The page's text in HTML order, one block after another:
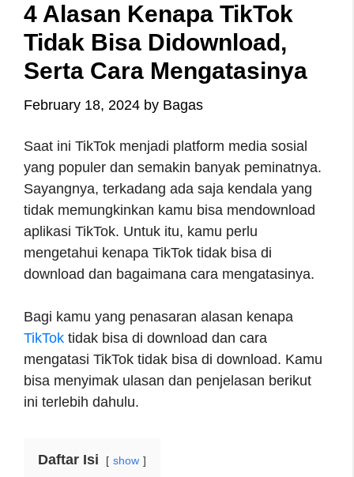
4 Alasan Kenapa TikTok
Tidak Bisa Didownload,
Serta Cara Mengatasinya
February 18, 2024 by Bagas
Saat ini TikTok menjadi platform media sosial
yang populer dan semakin banyak peminatnya.
Sayangnya, terkadang ada saja kendala yang
tidak memungkinkan kamu bisa mendownload
aplikasi TikTok. Untuk itu, kamu perlu
mengetahui kenapa TikTok tidak bisa di
download dan bagaimana cara mengatasinya.
Bagi kamu yang penasaran alasan kenapa
TikTok tidak bisa di download dan cara
mengatasi TikTok tidak bisa di download. Kamu
bisa menyimak ulasan dan penjelasan berikut
ini terlebih dahulu.
Daftar Isi show